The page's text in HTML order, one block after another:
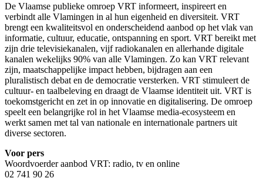
De Vlaamse publieke omroep VRT informeert, inspireert en
verbindt alle Vlamingen in al hun eigenheid en diversiteit. VRT
brengt een kwaliteitsvol en onderscheidend aanbod op het vlak van
informatie, cultuur, educatie, ontspanning en sport. VRT bereikt met
zijn drie televisiekanalen, vijf radiokanalen en allerhande digitale
kanalen wekelijks 90% van alle Vlamingen. Zo kan VRT relevant
zijn, maatschappelijke impact hebben, bijdragen aan een
pluralistisch debat en de democratie versterken. VRT stimuleert de
cultuur- en taalbeleving en draagt de Vlaamse identiteit uit. VRT is
toekomstgericht en zet in op innovatie en digitalisering. De omroep
speelt een belangrijke rol in het Vlaamse media-ecosysteem en
werkt samen met tal van nationale en internationale partners uit
diverse sectoren.
Voor pers
Woordvoerder aanbod VRT: radio, tv en online
02 741 90 26